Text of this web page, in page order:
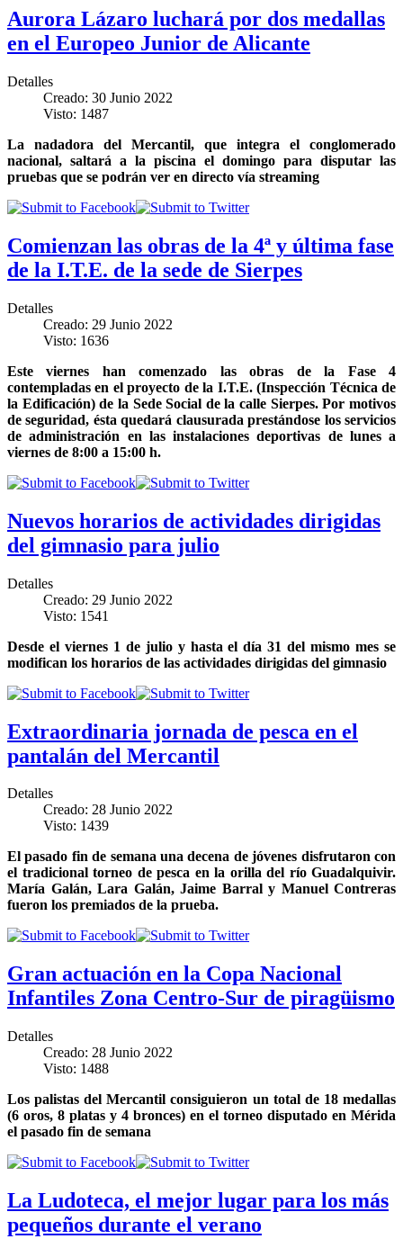
Aurora Lázaro luchará por dos medallas
en el Europeo Junior de Alicante
Detalles
Creado: 30 Junio 2022
Visto: 1487
La nadadora del Mercantil, que integra el conglomerado
nacional, saltará a la piscina el domingo para disputar las
pruebas que se podrán ver en directo vía streaming
Comienzan las obras de la 4ª y última fase
de la I.T.E. de la sede de Sierpes
Detalles
Creado: 29 Junio 2022
Visto: 1636
Este viernes han comenzado las obras de la Fase 4
contempladas en el proyecto de la I.T.E. (Inspección Técnica de
la Edificación) de la Sede Social de la calle Sierpes. Por motivos
de seguridad, ésta quedará clausurada prestándose los servicios
de administración en las instalaciones deportivas de lunes a
viernes de 8:00 a 15:00 h.
Nuevos horarios de actividades dirigidas
del gimnasio para julio
Detalles
Creado: 29 Junio 2022
Visto: 1541
Desde el viernes 1 de julio y hasta el día 31 del mismo mes se
modifican los horarios de las actividades dirigidas del gimnasio
Extraordinaria jornada de pesca en el
pantalán del Mercantil
Detalles
Creado: 28 Junio 2022
Visto: 1439
El pasado fin de semana una decena de jóvenes disfrutaron con
el tradicional torneo de pesca en la orilla del río Guadalquivir.
María Galán, Lara Galán, Jaime Barral y Manuel Contreras
fueron los premiados de la prueba.
Gran actuación en la Copa Nacional
Infantiles Zona Centro-Sur de piragüismo
Detalles
Creado: 28 Junio 2022
Visto: 1488
Los palistas del Mercantil consiguieron un total de 18 medallas
(6 oros, 8 platas y 4 bronces) en el torneo disputado en Mérida
el pasado fin de semana
La Ludoteca, el mejor lugar para los más
pequeños durante el verano